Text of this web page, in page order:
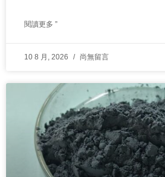
閱讀更多 ”
10 8 月, 2026 尚無留言